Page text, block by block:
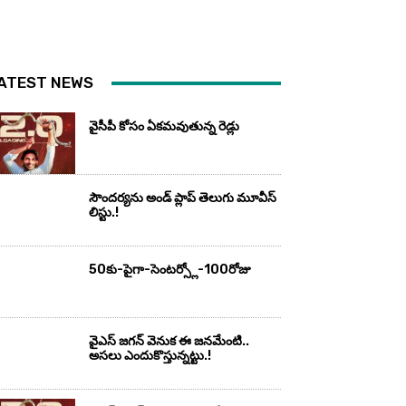
NEWS
వైసీపీ కోసం ఏక‌మ‌వుతున్న రెడ్లు
సౌందర్యను అండ్‌ ప్లాప్‌ తెలుగు మూవీస్‌
లిస్టు.!
50కు-పైగా-సెంటర్స్లో-100రోజు
వైఎస్‌ జగన్‌ వెనుక ఈ జనమేంటి..
అసలు ఎందుకొస్తున్నట్టు.!